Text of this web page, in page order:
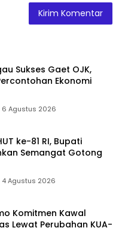
Sukses Gaet OJK,
Ekonomi
6 Agustus 2026
ke-81 RI, Bupati
Semangat Gotong
4 Agustus 2026
Komitmen Kawal
Lewat Perubahan KUA-